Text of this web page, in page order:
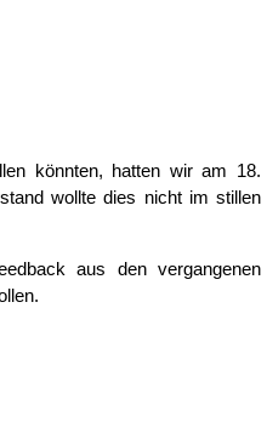
könnten, hatten wir am 18.
wollte dies nicht im stillen
aus den vergangenen